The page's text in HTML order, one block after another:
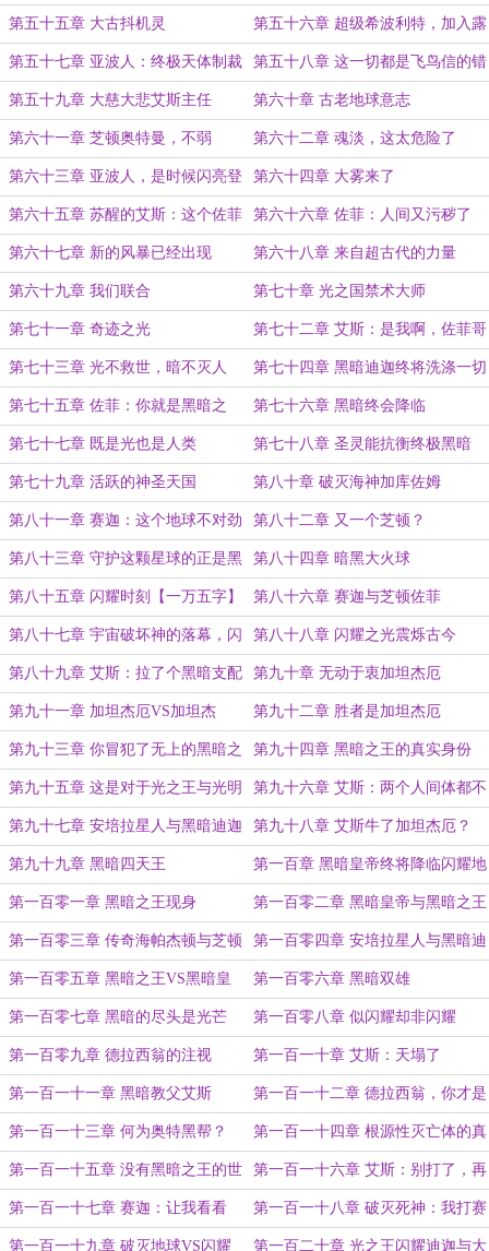
薄冰
第五十五章 大古抖机灵 第五十六章 超级希波利特，加入露
耶
第五十七章 亚波人：终极天体制裁
武器，拿来吧你
第五十八章 这一切都是飞鸟信的错
第五十九章 大慈大悲艾斯主任 第六十章 古老地球意志
第六十一章 芝顿奥特曼，不弱 第六十二章 魂淡，这太危险了
第六十三章 亚波人，是时候闪亮登
场了
第六十四章 大雾来了
第六十五章 苏醒的艾斯：这个佐菲
不对劲（五千字）
第六十六章 佐菲：人间又污秽了
第六十七章 新的风暴已经出现 第六十八章 来自超古代的力量
第六十九章 我们联合 第七十章 光之国禁术大师
第七十一章 奇迹之光 第七十二章 艾斯：是我啊，佐菲哥
哥
第七十三章 光不救世，暗不灭人 第七十四章 黑暗迪迦终将洗涤一切
罪恶
第七十五章 佐菲：你就是黑暗之
王？
第七十六章 黑暗终会降临
第七十七章 既是光也是人类 第七十八章 圣灵能抗衡终极黑暗
否？
第七十九章 活跃的神圣天国 第八十章 破灭海神加库佐姆
第八十一章 赛迦：这个地球不对劲 第八十二章 又一个芝顿？
第八十三章 守护这颗星球的正是黑
暗之王啊【一万字】
第八十四章 暗黑大火球
第八十五章 闪耀时刻【一万五字】 第八十六章 赛迦与芝顿佐菲
第八十七章 宇宙破坏神的落幕，闪
耀辉煌的众奥，赛迦，降临
第八十八章 闪耀之光震烁古今
第八十九章 艾斯：拉了个黑暗支配
者？
第九十章 无动于衷加坦杰厄
第九十一章 加坦杰厄VS加坦杰
厄？
第九十二章 胜者是加坦杰厄
第九十三章 你冒犯了无上的黑暗之
王！
第九十四章 黑暗之王的真实身份
第九十五章 这是对于光之王与光明
支配者的挑衅！
第九十六章 艾斯：两个人间体都不
正常【悲】
第九十七章 安培拉星人与黑暗迪迦
的对视
第九十八章 艾斯牛了加坦杰厄？
第九十九章 黑暗四天王 第一百章 黑暗皇帝终将降临闪耀地
球
第一百零一章 黑暗之王现身 第一百零二章 黑暗皇帝与黑暗之王
与黑暗支配者
第一百零三章 传奇海帕杰顿与芝顿
佐菲
第一百零四章 安培拉星人与黑暗迪
迦的无上过往
第一百零五章 黑暗之王VS黑暗皇
帝
第一百零六章 黑暗双雄
第一百零七章 黑暗的尽头是光芒 第一百零八章 似闪耀却非闪耀
第一百零九章 德拉西翁的注视 第一百一十章 艾斯：天塌了
第一百一十一章 黑暗教父艾斯 第一百一十二章 德拉西翁，你才是
挑战者
第一百一十三章 何为奥特黑帮？ 第一百一十四章 根源性灭亡体的真
相
第一百一十五章 没有黑暗之王的世
界
第一百一十六章 艾斯：别打了，再
打黑暗支配者要复苏了
第一百一十七章 赛迦：让我看看 第一百一十八章 破灭死神：我打赛
迦？
第一百一十九章 破灭地球VS闪耀 第一百二十章 光之王闪耀迪迦与大